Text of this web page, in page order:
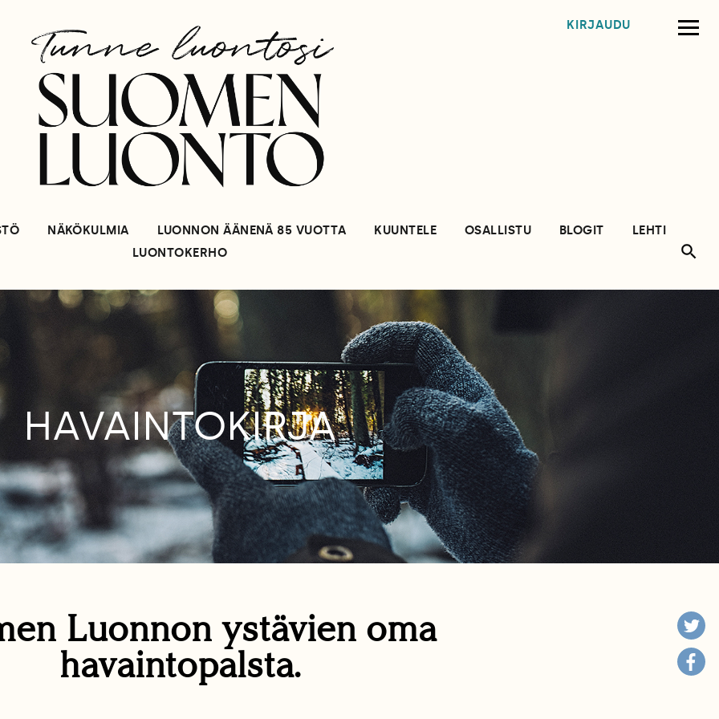
KIRJAUDU
NÄKÖKULMIA LUONNON ÄÄNENÄ 85 VUOTTA KUUNTELE OSALLISTU BLOGIT
LEHTI
LUONTOKERHO
HAVAINTOKIRJA
Luonnon ystävien oma
havaintopalsta.